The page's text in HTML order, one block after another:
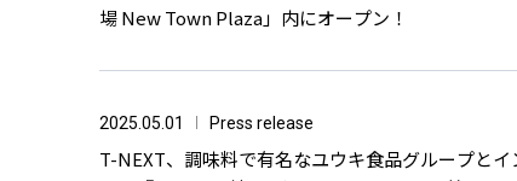
場 New Town Plaza」内にオープン！
2025.05.01 Press release
T-NEXT、調味料で有名なユウキ食品グループと